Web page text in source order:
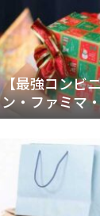
【最強コンビ
ン・ファミマ
は？今すぐ買